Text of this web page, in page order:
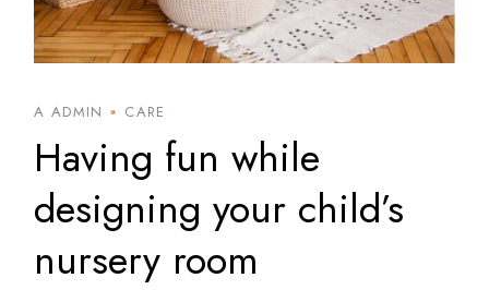
A ADMIN CARE
Having fun while
designing your child’s
nursery room